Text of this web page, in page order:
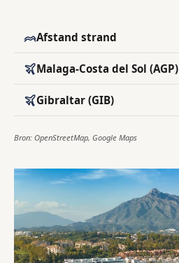
Afstand strand
Malaga-Costa del Sol (AGP)
Gibraltar (GIB)
Bron: OpenStreetMap, Google Maps